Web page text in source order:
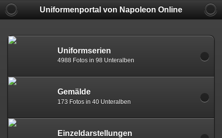
Uniformenportal von Napoleon Online
Uniformserien
4988 Fotos in 98 Unteralben
Gemälde
173 Fotos in 40 Unteralben
Einzeldarstellungen